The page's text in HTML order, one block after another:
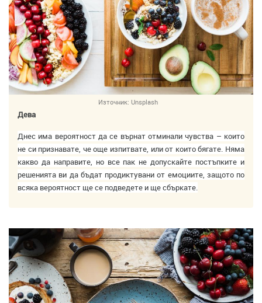
Източник: Unsplash
Дева
Днес има вероятност да се върнат отминали чувства – които
не си признавате, че още изпитвате, или от които бягате. Няма
какво да направите, но все пак не допускайте постъпките и
решенията ви да бъдат продиктувани от емоциите, защото по
всяка вероятност ще се подведете и ще сбъркате.